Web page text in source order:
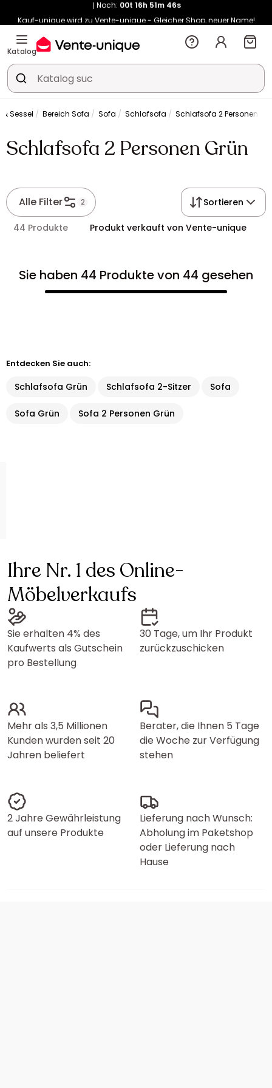
Kauf-unique wird zu Vente-unique - Gleicher Shop, neuer Name!
-10% ab €400 mitHEAT10auf Vente-unique-Produkte
Noch:
Katalog
Sessel Bereich Sofa Sofa Schlafsofa Schlafsofa 2 Personen
Schlafsofa 2 Personen Grün
Alle Filter 2 Sortieren
44 Produkte Produkt verkauft von Vente-unique
Sie haben 44 Produkte von 44 gesehen
Entdecken Sie auch:
Schlafsofa Grün Schlafsofa 2-Sitzer Sofa
Sofa Grün Sofa 2 Personen Grün
Ihre Nr. 1 des Online-
Möbelverkaufs
Sie erhalten 4% des
Kaufwerts als Gutschein
pro Bestellung
30 Tage, um Ihr Produkt
zurückzuschicken
Mehr als 3,5 Millionen
Kunden wurden seit 20
Jahren beliefert
Berater, die Ihnen 5 Tage
die Woche zur Verfügung
stehen
2 Jahre Gewährleistung
auf unsere Produkte
Lieferung nach Wunsch:
Abholung im Paketshop
oder Lieferung nach
Hause